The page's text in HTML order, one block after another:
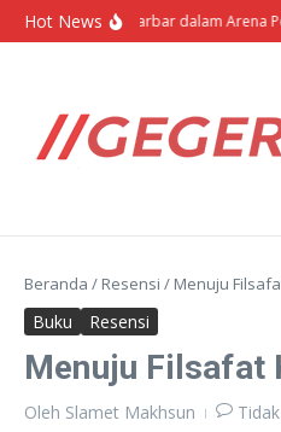
Lewati ke konten
Hot NewsPolitik Barbar dalam Arena
Beranda / Resensi / Menuju
Buku Resensi
Menuju Filsafat
Oleh Slamet Makhsun